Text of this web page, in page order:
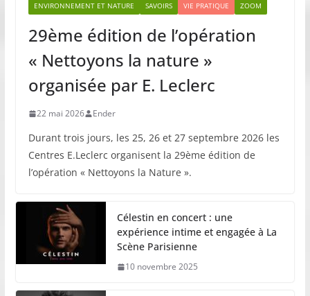
ENVIRONNEMENT ET NATURE SAVOIRS VIE PRATIQUE ZOOM
29ème édition de l’opération
« Nettoyons la nature »
organisée par E. Leclerc
22 mai 2026 Ender
Durant trois jours, les 25, 26 et 27 septembre 2026 les
Centres E.Leclerc organisent la 29ème édition de
l’opération « Nettoyons la Nature ».
Célestin en concert : une
expérience intime et engagée à La
Scène Parisienne
10 novembre 2025